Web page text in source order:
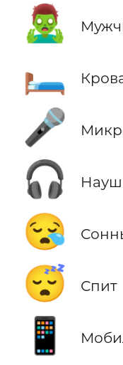
🧟‍♂️
🛏️
🎤
🎧
😪
😴 Спит
📱